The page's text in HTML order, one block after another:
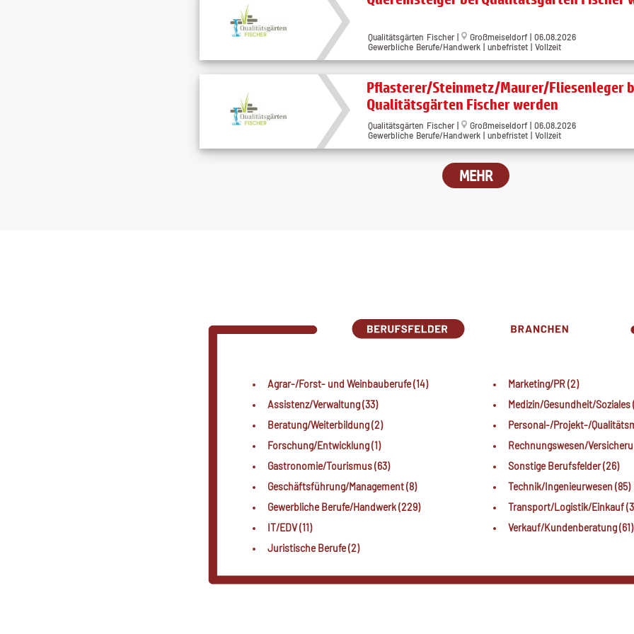
Qualitätsgärten Fischer | Großmeiseldorf | 06.08.2026
Gewerbliche Berufe/Handwerk | unbefristet | Vollzeit
Pflasterer/Steinmetz/Maurer/Fliesenleger
Qualitätsgärten Fischer werden
Qualitätsgärten Fischer | Großmeiseldorf | 06.08.2026
Gewerbliche Berufe/Handwerk | unbefristet | Vollzeit
MEHR
Agrar-/Forst- und Weinbauberufe (14)
Assistenz/Verwaltung (33)
Beratung/Weiterbildung (2)
Forschung/Entwicklung (1)
Gastronomie/Tourismus (63)
Geschäftsführung/Management (8)
Gewerbliche Berufe/Handwerk (229)
IT/EDV (11)
Juristische Berufe (2)
Marketing/PR (2)
Medizin/Gesundheit/Soziales
Personal-/Projekt-/
Rechnungswesen/
Sonstige Berufsfelder (26)
Technik/Ingenieurwesen (85)
Transport/Logistik/Einkauf
Verkauf/Kundenberatung (61)